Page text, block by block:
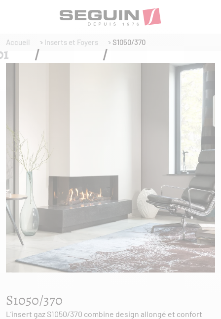
Accueil Inserts et Foyers S1050/370
S1050/370
L’insert gaz S1050/370 combine design allongé et confort